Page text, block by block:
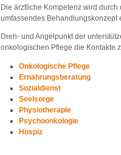
Die ärztliche Kompetenz wird
umfassendes Behandlungskonzept
Dreh- und Angelpunkt der
onkologischen Pflege die Kontakte
Onkologische Pflege
Ernährungsberatung
Sozialdienst
Seelsorge
Physiotherapie
Psychoonkologie
Hospiz